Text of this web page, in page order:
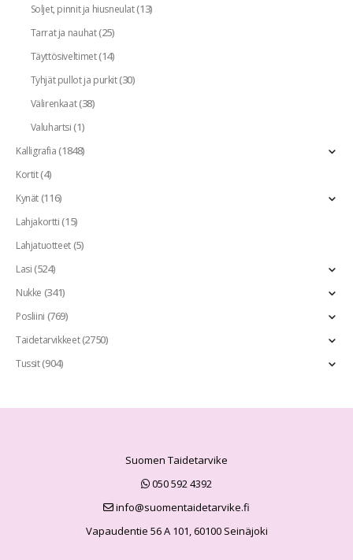
Soljet, pinnit ja hiusneulat(13)
Tarrat ja nauhat(25)
Täyttösiveltimet(14)
Tyhjät pullot ja purkit(30)
Välirenkaat(38)
Valuhartsi(1)
Kalligrafia(1848)
Kortit(4)
Kynät(116)
Lahjakortti(15)
Lahjatuotteet(5)
Lasi(524)
Nukke (341)
Posliini (769)
Taidetarvikkeet(2750)
Tussit(904)
Suomen Taidetarvike
050 592 4392
info@suomentaidetarvike.fi
Vapaudentie 56 A 101, 60100 Seinäjoki